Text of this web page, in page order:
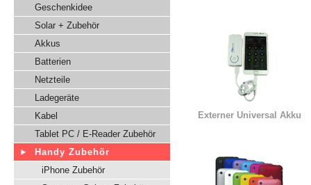
Geschenkidee
Solar + Zubehör
Akkus
Batterien
Netzteile
Ladegeräte
Kabel
Tablet PC / E-Reader Zubehör
Handy Zubehör
iPhone Zubehör
Externer Universal Akku